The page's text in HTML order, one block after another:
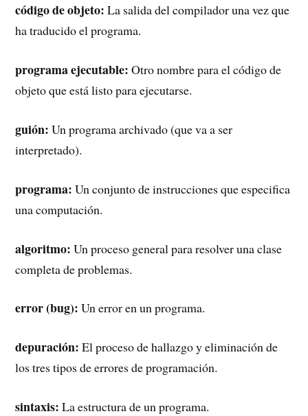
código de objeto: La salida del compilador una vez que
ha traducido el programa.
programa ejecutable: Otro nombre para el código de
objeto que está listo para ejecutarse.
guión: Un programa archivado (que va a ser
interpretado).
programa: Un conjunto de instrucciones que especifica
una computación.
algoritmo: Un proceso general para resolver una clase
completa de problemas.
error (bug): Un error en un programa.
depuración: El proceso de hallazgo y eliminación de
los tres tipos de errores de programación.
sintaxis: La estructura de un programa.